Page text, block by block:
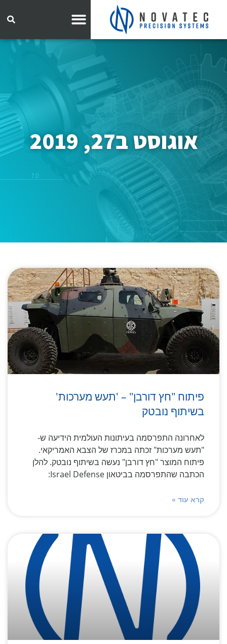
אוגוסט ב27, 2019
פיתוח "חץ דורבן" – 'תעש מערכות'
בשיתוף נובטק
לאחרונה התפרסמה בעיתונות העולמית הידיעה ש-
"תעש מערכות" זכתה במכרז של הצבא האמריקאי.
פיתוח המוצר "חץ דורבן" נעשה בשיתוף נובטק. להלן
הכתבה שהתפרסמה בביטאון Israel Defense:
קרא עוד »